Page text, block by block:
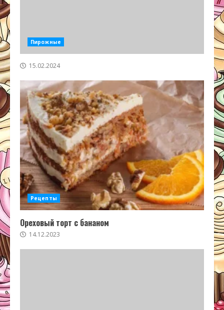
Пирожные
15.02.2024
Рецепты
Ореховый торт с бананом
14.12.2023